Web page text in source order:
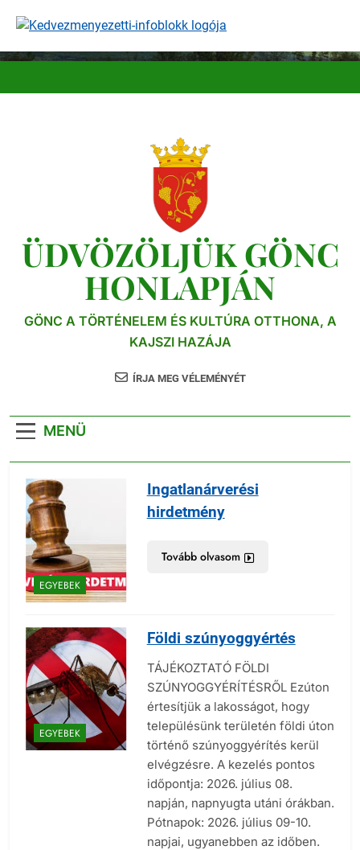
ÜDVÖZÖLJÜK GÖNC
HONLAPJÁN
GÖNC A TÖRTÉNELEM ÉS KULTÚRA OTTHONA, A
KAJSZI HAZÁJA
ÍRJA MEG VÉLEMÉNYÉT
MENÜ
EGYEBEK
Ingatlanárverési
hirdetmény
Tovább olvasom
EGYEBEK
Földi szúnyoggyértés
TÁJÉKOZTATÓ FÖLDI
SZÚNYOGGYÉRÍTÉSRŐL Ezúton
értesítjük a lakosságot, hogy
településünk területén földi úton
történő szúnyoggyérítés kerül
elvégzésre. A kezelés pontos
időpontja: 2026. július 08.
napján, napnyugta utáni órákban.
Pótnapok: 2026. július 09-10.
napjai, ugyanebben az időben.